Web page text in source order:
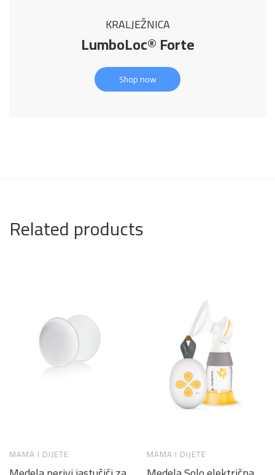
KRALJEŽNICA
LumboLoc® Forte
Shop now
Related products
MAMA I DIJETE MAMA I DIJETE